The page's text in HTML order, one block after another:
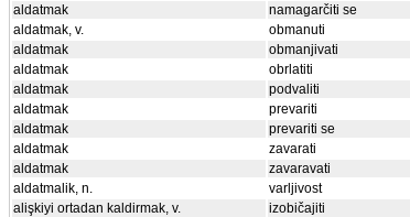
aldatmak
namagarčiti se
aldatmak, v.
obmanuti
aldatmak
obmanjivati
aldatmak
obrlatiti
aldatmak
podvaliti
aldatmak
prevariti
aldatmak
prevariti se
aldatmak
zavarati
aldatmak
zavaravati
aldatmalik, n.
varljivost
alişkiyi ortadan kaldirmak, v.
izobičajiti